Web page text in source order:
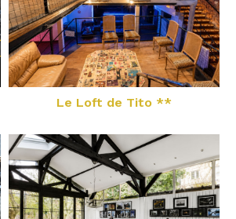
Le Loft de Tito **